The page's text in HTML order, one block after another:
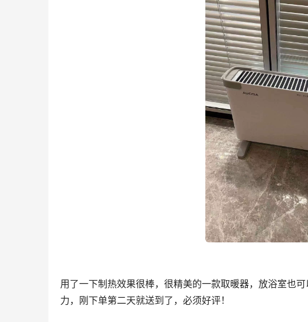
用了一下制热效果很棒，很精美的一款取暖器，放浴室也
力，刚下单第二天就送到了，必须好评！